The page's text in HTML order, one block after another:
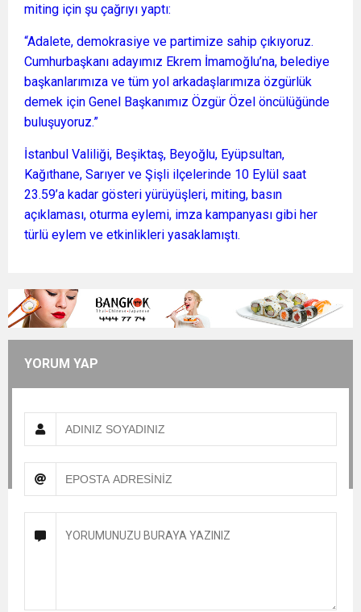
miting için şu çağrıyı yaptı:
“Adalete, demokrasiye ve partimize sahip çıkıyoruz.
Cumhurbaşkanı adayımız Ekrem İmamoğlu’na, belediye
başkanlarımıza ve tüm yol arkadaşlarımıza özgürlük
demek için Genel Başkanımız Özgür Özel öncülüğünde
buluşuyoruz.”
İstanbul Valiliği, Beşiktaş, Beyoğlu, Eyüpsultan,
Kağıthane, Sarıyer ve Şişli ilçelerinde 10 Eylül saat
23.59’a kadar gösteri yürüyüşleri, miting, basın
açıklaması, oturma eylemi, imza kampanyası gibi her
türlü eylem ve etkinlikleri yasaklamıştı.
YORUM YAP